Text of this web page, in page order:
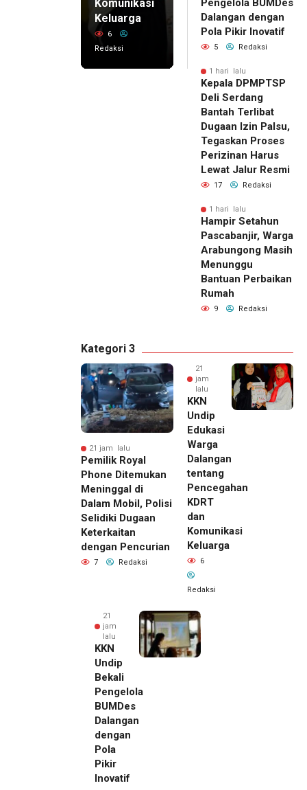
Komunikasi
Keluarga
6
Redaksi
Pengelola BUMDes
Dalangan dengan
Pola Pikir Inovatif
5 Redaksi
1 hari lalu
Kepala DPMPTSP
Deli Serdang
Bantah Terlibat
Dugaan Izin Palsu,
Tegaskan Proses
Perizinan Harus
Lewat Jalur Resmi
17 Redaksi
1 hari lalu
Hampir Setahun
Pascabanjir, Warga
Arabungong Masih
Menunggu
Bantuan Perbaikan
Rumah
9 Redaksi
Kategori 3
21 jam lalu
Pemilik Royal
Phone Ditemukan
Meninggal di
Dalam Mobil, Polisi
Selidiki Dugaan
Keterkaitan
dengan Pencurian
7 Redaksi
21
jam
lalu
KKN
Undip
Edukasi
Warga
Dalangan
tentang
Pencegahan
KDRT
dan
Komunikasi
Keluarga
6
Redaksi
21
jam
lalu
KKN
Undip
Bekali
Pengelola
BUMDes
Dalangan
dengan
Pola
Pikir
Inovatif